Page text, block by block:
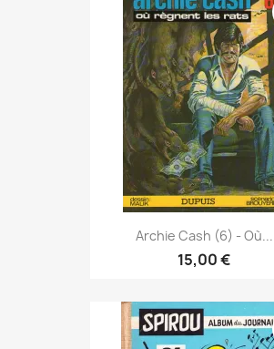
Archie Cash (6) - Où...
15,00 €